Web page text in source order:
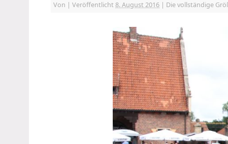
Von | Veröffentlicht 8. August 2016 | Die vollständige